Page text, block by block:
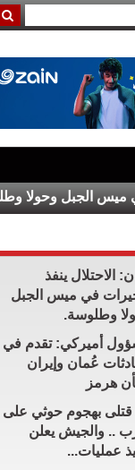
الجبل وحولا وطلوسة.
الاحتلال ينفذ
في ميس الجبل
وطلوسة.
أميركي: تقدم في
عُمان وإيران
هرمز
10 قتلى بهجوم حوثي على
.. والجيش يعلن
عمليات...